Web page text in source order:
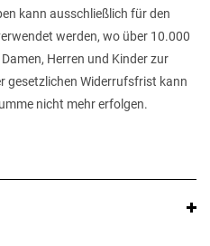
kann ausschließlich für den
werden, wo über 10.000
Herren und Kinder zur
gesetzlichen Widerrufsfrist kann
nicht mehr erfolgen.